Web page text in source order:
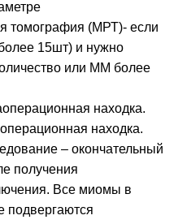
томография (МРТ)- если
15шт) и нужно
или ММ более
находка.
находка.
– окончательный
получения
Все миомы в
подвергаются